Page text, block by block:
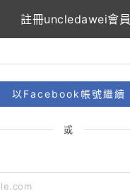
註冊uncledawei會員
以Facebook帳號繼續
或